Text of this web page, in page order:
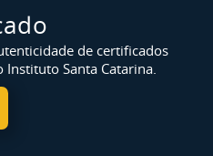
de certificados
Santa Catarina.